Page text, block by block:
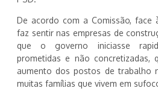
De acordo com a Comissão, face
faz sentir nas empresas de
que o governo iniciasse
prometidas e não concretizadas,
aumento dos postos de trabalho
muitas famílias que vivem em